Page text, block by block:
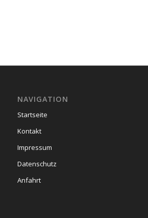
NAVIGATION
Startseite
Kontakt
Impressum
Datenschutz
Anfahrt